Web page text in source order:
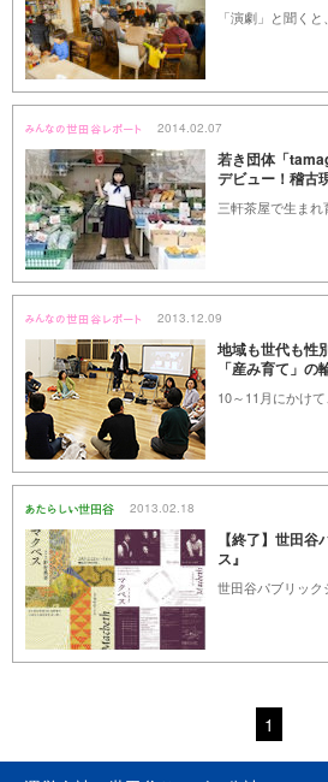
2014.02.07
若き団体「
デビュー！稽古
2013.12.09
地域も世代も性
「産み育て」の
2013.02.18
【終了】世田
ス』
1